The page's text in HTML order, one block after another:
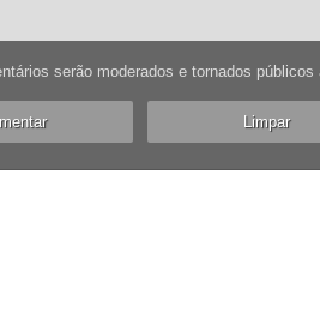
serão moderados e tornados públicos